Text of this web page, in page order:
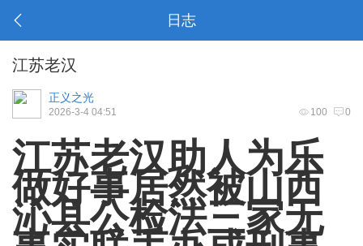
日志
江苏老汉
正义之光
100 0
2026-3-4 04:51
江苏老汉助人为乐
做好事居然被山西
沁县公检法三家无